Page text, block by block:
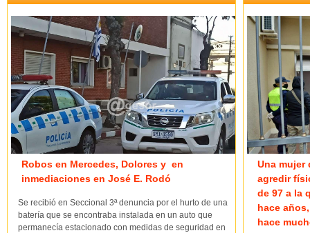
Robos en Mercedes, Dolores y en
inmediaciones en José E. Rodó
Se recibió en Seccional 3ª denuncia por el hurto de una
batería que se encontraba instalada en un auto que
permanecía estacionado con medidas de seguridad en
Una mujer
agredir
de 97 a la
hace
hace